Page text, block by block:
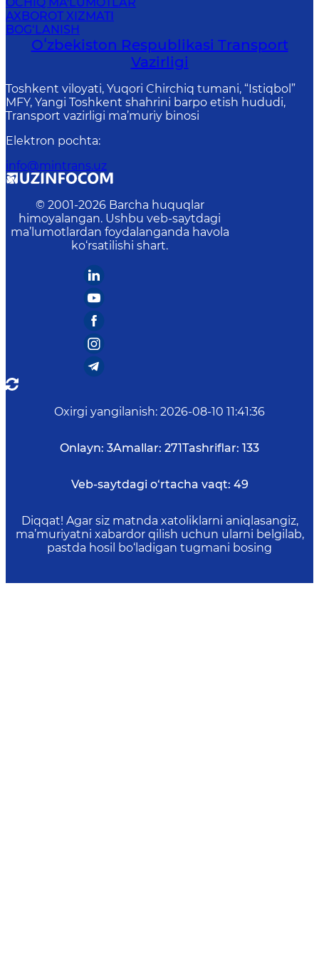
AXBOROT XIZMATI
BOG‘LANISH
Oʻzbekiston Respublikasi Transport
Vazirligi
Toshkent viloyati, Yuqori Chirchiq tumani, “Istiqbol”
MFY, Yangi Toshkent shahrini barpo etish hududi,
Transport vazirligi ma’muriy binosi
Elektron pochta:
info@mintrans.uz
© 2001-2026 Barcha huquqlar
himoyalangan. Ushbu veb-saytdagi
ma’lumotlardan foydalanganda havola
ko‘rsatilishi shart.
Oxirgi yangilanish: 2026-08-10 11:41:36
Onlayn: 3Amallar: 271Tashriflar: 133
Veb-saytdagi o‘rtacha vaqt: 49
Diqqat! Agar siz matnda xatoliklarni aniqlasangiz,
ma’muriyatni xabardor qilish uchun ularni belgilab,
pastda hosil bo‘ladigan tugmani bosing